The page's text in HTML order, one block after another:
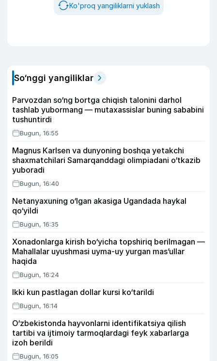
Ko'proq yangiliklarni yuklash
So‘nggi yangiliklar
Parvozdan so‘ng bortga chiqish talonini darhol
tashlab yubormang — mutaxassislar buning sababini
tushuntirdi
Bugun, 16:55
Magnus Karlsen va dunyoning boshqa yetakchi
shaxmatchilari Samarqanddagi olimpiadani o‘tkazib
yuboradi
Bugun, 16:40
Netanyaxuning o‘lgan akasiga Ugandada haykal
qo‘yildi
Bugun, 16:35
Xonadonlarga kirish bo‘yicha topshiriq berilmagan —
Mahallalar uyushmasi uyma-uy yurgan mas’ullar
haqida
Bugun, 16:24
Ikki kun pastlagan dollar kursi ko‘tarildi
Bugun, 16:14
O‘zbekistonda hayvonlarni identifikatsiya qilish
tartibi va ijtimoiy tarmoqlardagi feyk xabarlarga
izoh berildi
Bugun, 16:05